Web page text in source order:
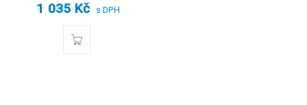
1 035 Kč s DPH